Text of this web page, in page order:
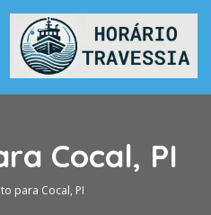
Cocal, PI
para Cocal, PI